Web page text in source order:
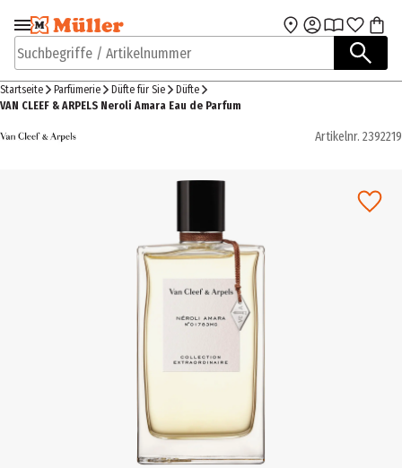
Zur Navigation
springen
Zum Hauptinhalt
Suchbegriffe / Artikelnummer
Startseite Parfümerie Düfte für Sie
Düfte
VAN CLEEF & ARPELS Neroli Amara Eau de Parfum
Artikelnr. 2392219